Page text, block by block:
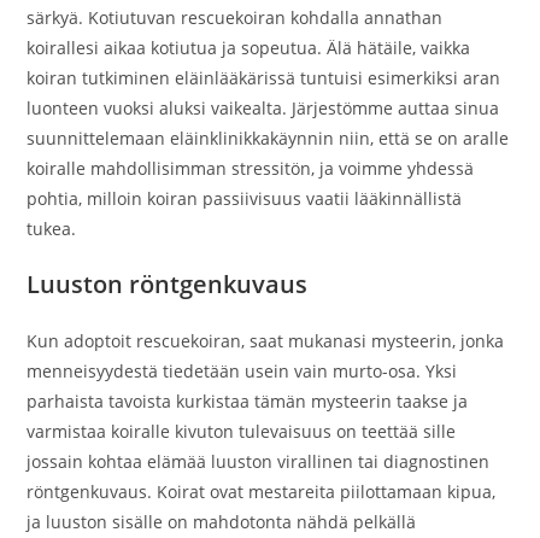
särkyä. Kotiutuvan rescuekoiran kohdalla annathan
koirallesi aikaa kotiutua ja sopeutua. Älä hätäile, vaikka
koiran tutkiminen eläinlääkärissä tuntuisi esimerkiksi aran
luonteen vuoksi aluksi vaikealta. Järjestömme auttaa sinua
suunnittelemaan eläinklinikkakäynnin niin, että se on aralle
koiralle mahdollisimman stressitön, ja voimme yhdessä
pohtia, milloin koiran passiivisuus vaatii lääkinnällistä
tukea.
Luuston röntgenkuvaus
Kun adoptoit rescuekoiran, saat mukanasi mysteerin, jonka
menneisyydestä tiedetään usein vain murto-osa. Yksi
parhaista tavoista kurkistaa tämän mysteerin taakse ja
varmistaa koiralle kivuton tulevaisuus on teettää sille
jossain kohtaa elämää luuston virallinen tai diagnostinen
röntgenkuvaus. Koirat ovat mestareita piilottamaan kipua,
ja luuston sisälle on mahdotonta nähdä pelkällä